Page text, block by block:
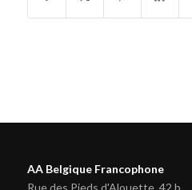
AA Belgique Francophone
Rue des Pieds d'Alouette, 42 b